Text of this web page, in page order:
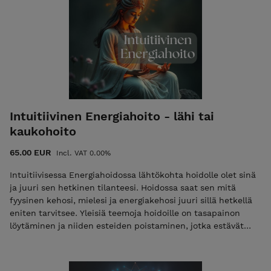
ladattavasta PDF lomakkeesta.
Intuitiivinen Energiahoito - lähi tai
kaukohoito
65.00 EUR Incl. VAT 0.00%
Intuitiivisessa Energiahoidossa lähtökohta hoidolle olet sinä
ja juuri sen hetkinen tilanteesi. Hoidossa saat sen mitä
fyysinen kehosi, mielesi ja energiakehosi juuri sillä hetkellä
eniten tarvitsee. Yleisiä teemoja hoidoille on tasapainon
löytäminen ja niiden esteiden poistaminen, jotka estävät
saa taas virrata vapaammin. Käsittelemättömät tunteet ja